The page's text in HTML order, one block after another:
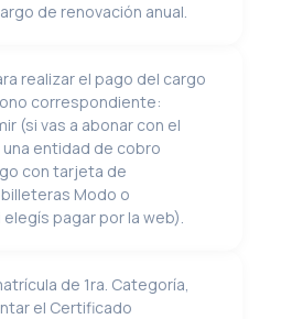
de renovación anual.
realizar el pago del cargo
correspondiente:
(si vas a abonar con el
entidad de cobro
con tarjeta de
Modo o
pagar por la web).
de 1ra. Categoría,
el Certificado